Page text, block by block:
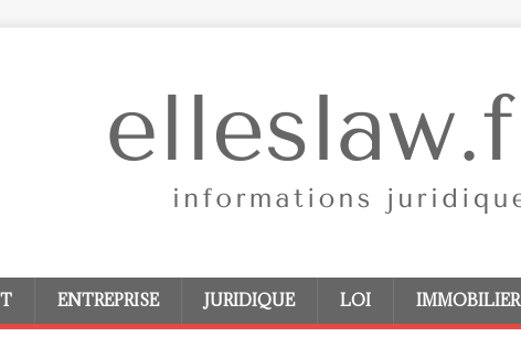
ENTREPRISE JURIDIQUE LOI IMMOBILIER